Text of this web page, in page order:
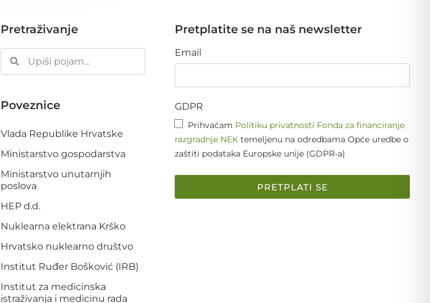
Pretraživanje
Poveznice
Vlada Republike Hrvatske
Ministarstvo gospodarstva
Ministarstvo unutarnjih
poslova
HEP d.d.
Nuklearna elektrana Krško
Hrvatsko nuklearno društvo
Institut Ruđer Bošković (IRB)
Institut za medicinska
istraživanja i medicinu rada
Pretplatite se na naš newsletter
Email
GDPR
Prihvaćam Politiku privatnosti Fonda za financiranje
razgradnje NEK temeljenu na odredbama Opće uredbe o
zaštiti podataka Europske unije (GDPR-a)
PRETPLATI SE